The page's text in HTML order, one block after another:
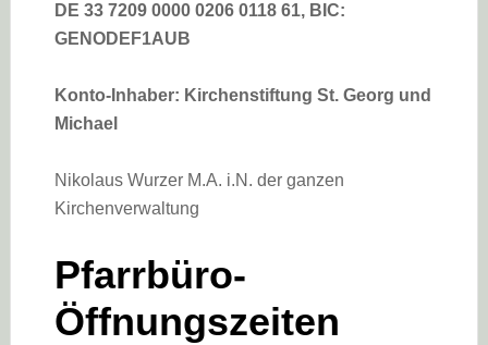
DE 33 7209 0000 0206 0118 61, BIC:
GENODEF1AUB
Konto-Inhaber: Kirchenstiftung St. Georg und
Michael
Nikolaus Wurzer M.A. i.N. der ganzen
Kirchenverwaltung
Pfarrbüro-
Öffnungszeiten